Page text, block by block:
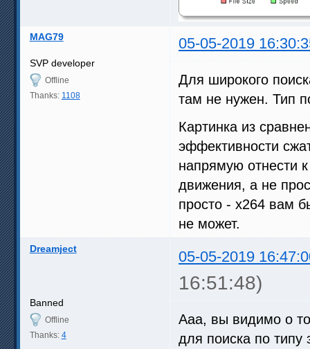
MAG79 05-05-2019
SVP developer
Offline
Thanks: 1108
Для широкого
там не нужен. Тип
Картинка из
эффективности
напрямую отнести
движения, а не
просто - x264 вам
не может.
Dreamject 05-05-2019
16:51:48)
Banned
Offline
Thanks: 4
Ааа, вы видимо о
для поиска по типу